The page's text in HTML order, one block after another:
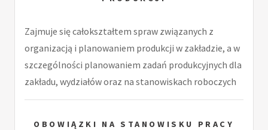
Zajmuje się całokształtem spraw związanych z
organizacją i planowaniem produkcji w zakładzie, a w
szczególności planowaniem zadań produkcyjnych dla
zakładu, wydziałów oraz na stanowiskach roboczych
OBOWIĄZKI NA STANOWISKU PRACY